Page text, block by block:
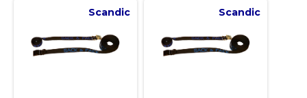
Scandic Scandic